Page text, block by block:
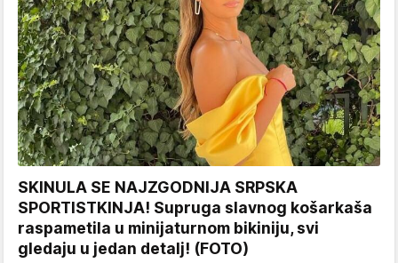
SKINULA SE NAJZGODNIJA SRPSKA
SPORTISTKINJA! Supruga slavnog košarkaša
raspametila u minijaturnom bikiniju, svi
gledaju u jedan detalj! (FOTO)